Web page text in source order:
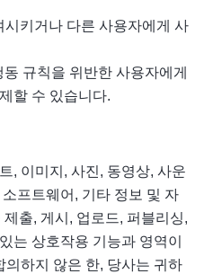
키거나 다른 사용자에게 사
규칙을 위반한 사용자에게
할 수 있습니다.
, 이미지, 사진, 동영상, 사운
프트웨어, 기타 정보 및 자
제출, 게시, 업로드, 퍼블리싱,
는 상호작용 기능과 영역이
의하지 않은 한, 당사는 귀하